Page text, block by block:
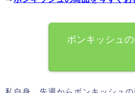
ボンキッシュ